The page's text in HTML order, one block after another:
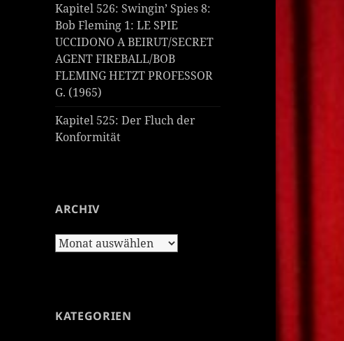
Kapitel 526: Swingin’ Spies 8:
Bob Fleming 1: LE SPIE
UCCIDONO A BEIRUT/SECRET
AGENT FIREBALL/BOB
FLEMING HETZT PROFESSOR
G. (1965)
Kapitel 525: Der Fluch der
Konformität
ARCHIV
Archiv
KATEGORIEN